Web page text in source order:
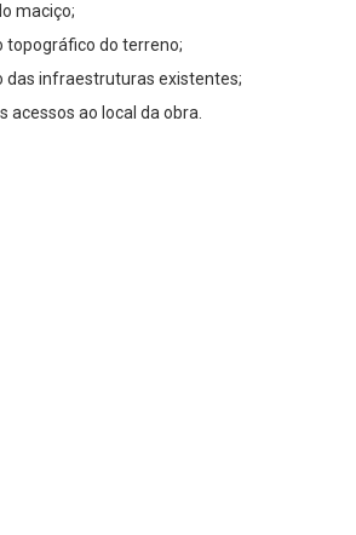
maciço;
topográfico do terreno;
das infraestruturas existentes;
acessos ao local da obra.